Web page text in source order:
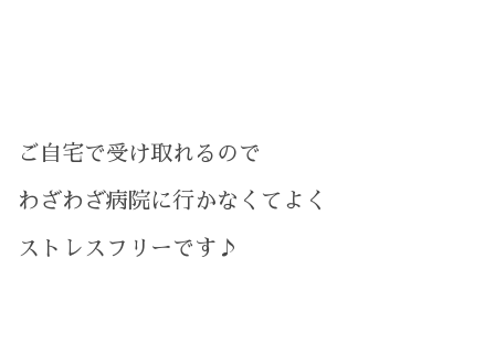
ご自宅で受け取れるので
わざわざ病院に行かなくてよく
ストレスフリーです♪